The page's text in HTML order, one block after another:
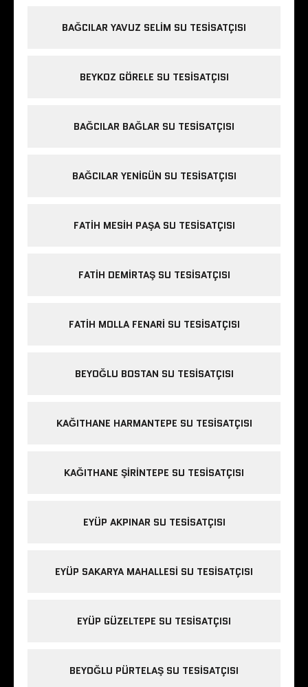
BAĞCILAR YAVUZ SELIM SU TESISATÇISI
BEYKOZ GÖRELE SU TESISATÇISI
BAĞCILAR BAĞLAR SU TESISATÇISI
BAĞCILAR YENIGÜN SU TESISATÇISI
FATIH MESIH PAŞA SU TESISATÇISI
FATIH DEMIRTAŞ SU TESISATÇISI
FATIH MOLLA FENARI SU TESISATÇISI
BEYOĞLU BOSTAN SU TESISATÇISI
KAĞITHANE HARMANTEPE SU TESISATÇISI
KAĞITHANE ŞIRINTEPE SU TESISATÇISI
EYÜP AKPINAR SU TESISATÇISI
EYÜP SAKARYA MAHALLESI SU TESISATÇISI
EYÜP GÜZELTEPE SU TESISATÇISI
BEYOĞLU PÜRTELAŞ SU TESISATÇISI